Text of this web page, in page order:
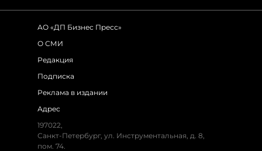
АО «ДП Бизнес Пресс»
О СМИ
Редакция
Подписка
Реклама в издании
Адрес
197022,
Санкт-Петербург, ул. Инструментальная, д. 8,
пом. 74.